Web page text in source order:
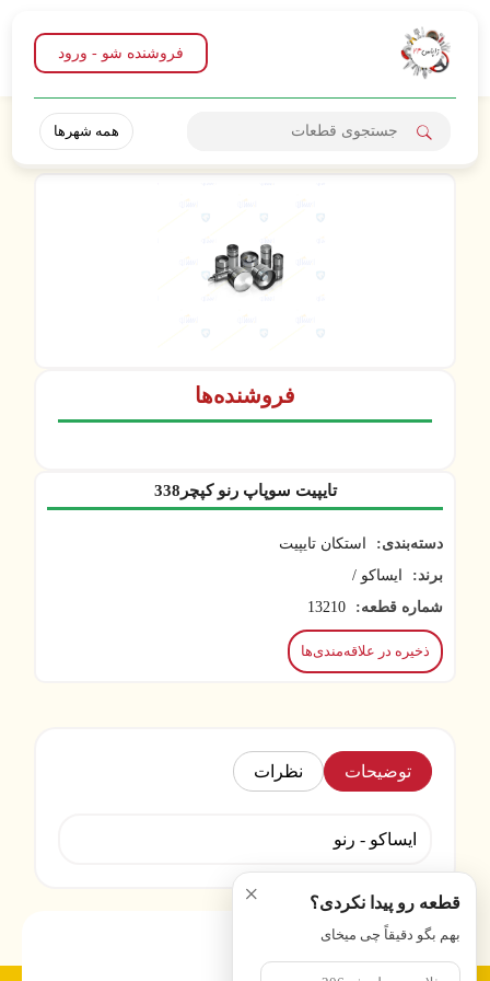
فروشنده شو - ورود
همه شهرها
× قطعه رو پیدا نکردی؟
بهم بگو دقیقاً چی میخای
تایپیت سوپاپ رنو کپچر338
دسته‌بندی:
استکان تایپیت
برند:
ایساکو /
شماره قطعه:
13210
ذخیره در علاقه‌مندی‌ها
فروشنده‌ها
توضیحات نظرات
ایساکو - رنو